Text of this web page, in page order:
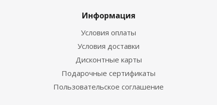
Информация
Условия оплаты
Условия доставки
Дисконтные карты
Подарочные сертификаты
Пользовательское соглашение